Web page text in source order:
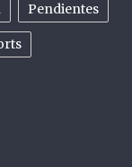
Pendientes